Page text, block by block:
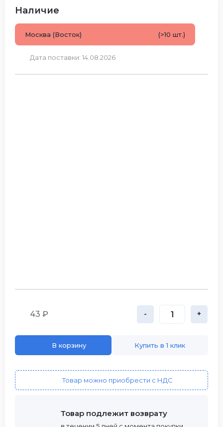
Наличие
Москва (Восток) (>10 шт.)
Дата поставки: 14.08.2026
43 ₽ - +
В корзину Купить в 1 клик
Товар можно приобрести с НДС
Товар подлежит возврату